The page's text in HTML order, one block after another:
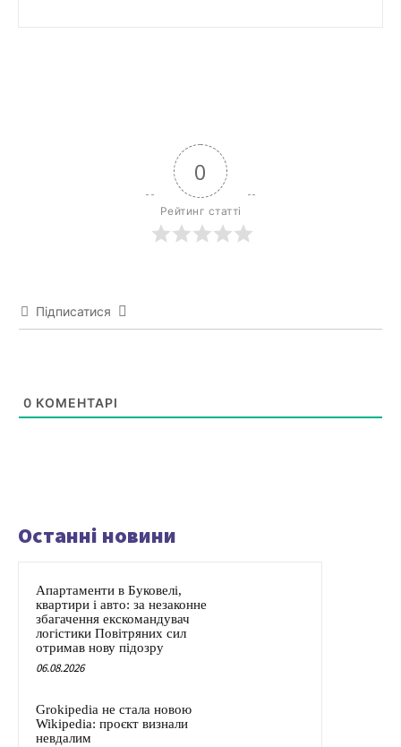
0
Рейтинг статті
Підписатися
0 КОМЕНТАРІ
Останні новини
Апартаменти в Буковелі,
квартири і авто: за незаконне
збагачення екскомандувач
логістики Повітряних сил
отримав нову підозру
06.08.2026
Grokipedia не стала новою
Wikipedia: проєкт визнали
невдалим